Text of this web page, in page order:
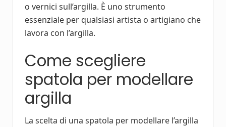
o vernici sull’argilla. È uno strumento
essenziale per qualsiasi artista o artigiano che
lavora con l’argilla.
Come scegliere
spatola per modellare
argilla
La scelta di una spatola per modellare l’argilla